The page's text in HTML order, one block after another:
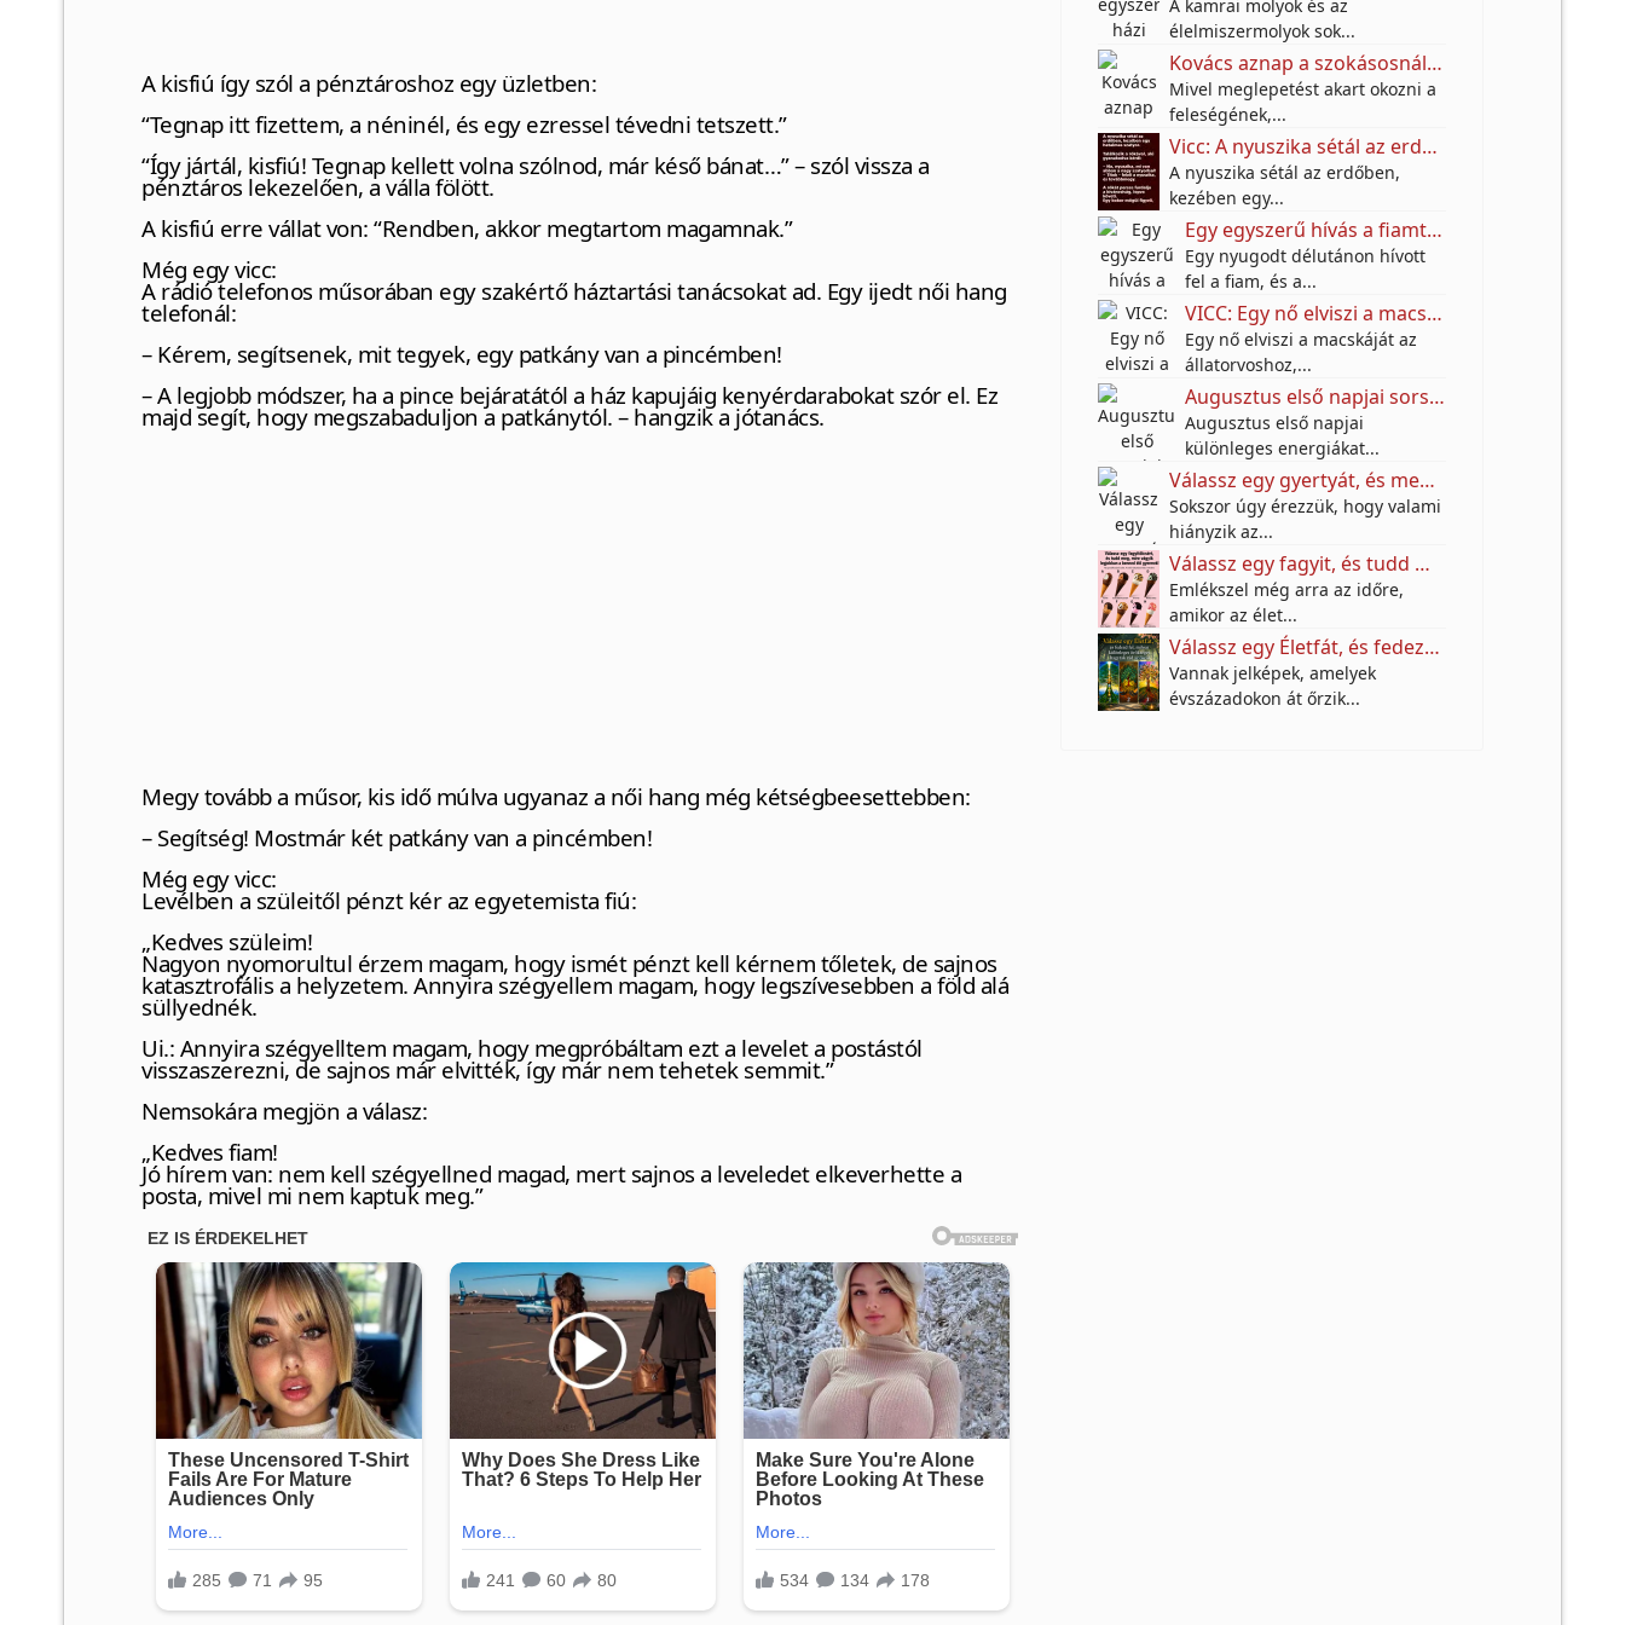
A kisfiú így szól a pénztároshoz egy üzletben:
“Tegnap itt fizettem, a néninél, és egy ezressel tévedni tetszett.”
“Így jártál, kisfiú! Tegnap kellett volna szólnod, már késő bánat…” – szól vissza a
pénztáros lekezelően, a válla fölött.
A kisfiú erre vállat von: “Rendben, akkor megtartom magamnak.”
Még egy vicc:
A rádió telefonos műsorában egy szakértő háztartási tanácsokat ad. Egy ijedt női hang
telefonál:
– Kérem, segítsenek, mit tegyek, egy patkány van a pincémben!
– A legjobb módszer, ha a pince bejáratától a ház kapujáig kenyérdarabokat szór el. Ez
majd segít, hogy megszabaduljon a patkánytól. – hangzik a jótanács.
Megy tovább a műsor, kis idő múlva ugyanaz a női hang még kétségbeesettebben:
– Segítség! Mostmár két patkány van a pincémben!
Még egy vicc:
Levélben a szüleitől pénzt kér az egyetemista fiú:
„Kedves szüleim!
Nagyon nyomorultul érzem magam, hogy ismét pénzt kell kérnem tőletek, de sajnos
katasztrofális a helyzetem. Annyira szégyellem magam, hogy legszívesebben a föld alá
süllyednék.
Ui.: Annyira szégyelltem magam, hogy megpróbáltam ezt a levelet a postástól
visszaszerezni, de sajnos már elvitték, így már nem tehetek semmit.”
Nemsokára megjön a válasz:
„Kedves fiam!
Jó hírem van: nem kell szégyellned magad, mert sajnos a leveledet elkeverhette a
posta, mivel mi nem kaptuk meg.”
A kamrai molyok és az
élelmiszermolyok sok...
Kovács aznap a szokásosnál jóval korábban végzett a munkában.
Mivel meglepetést akart okozni a
feleségének,...
Vicc: A nyuszika sétál az erdőben, kezében egy hatalmas szatyor.
A nyuszika sétál az erdőben,
kezében egy...
Egy egyszerű hívás a fiamtól arra késztetett, hogy meglátogassam, és többet jelentett, mint hittem
Egy nyugodt délutánon hívott
fel a fiam, és a...
VICC: Egy nő elviszi a macskáját az állatorvoshoz.
Egy nő elviszi a macskáját az
állatorvoshoz,...
Augusztus első napjai sorsfordítóak lehetnek – nézd meg, mit tartogatnak a csillagok!
Augusztus első napjai
különleges energiákat...
Válassz egy gyertyát, és megtudhatod: mi hiányzik most leginkább az életedből
Sokszor úgy érezzük, hogy valami
hiányzik az...
Válassz egy fagyit, és tudd meg, mire vágyik valójában a benned élő gyermek!
Emlékszel még arra az időre,
amikor az élet...
Válassz egy Életfát, és fedezd fel, milyen különleges örökséget hagytak rád az őseid
Vannak jelképek, amelyek
évszázadokon át őrzik...